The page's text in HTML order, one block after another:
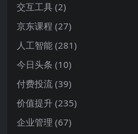
交互工具 (2)
京东课程 (27)
人工智能 (281)
今日头条 (10)
付费投流 (39)
价值提升 (235)
企业管理 (67)